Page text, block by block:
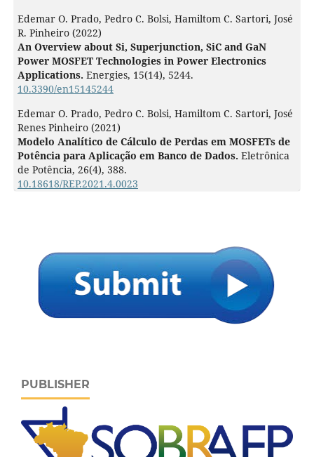
Edemar O. Prado, Pedro C. Bolsi, Hamiltom C. Sartori, José
R. Pinheiro (2022)
An Overview about Si, Superjunction, SiC and GaN
Power MOSFET Technologies in Power Electronics
Applications. Energies, 15(14), 5244.
10.3390/en15145244
Edemar O. Prado, Pedro C. Bolsi, Hamiltom C. Sartori, José
Renes Pinheiro (2021)
Modelo Analítico de Cálculo de Perdas em MOSFETs de
Potência para Aplicação em Banco de Dados. Eletrônica
de Potência, 26(4), 388.
10.18618/REP.2021.4.0023
PUBLISHER